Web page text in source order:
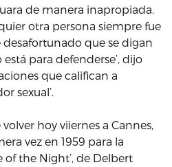
de manera inapropiada.
otra persona siempre fue
que se digan
para defenderse’, dijo
que califican a
sexual’.
hoy viiernes a Cannes,
vez en 1959 para la
of the Night’, de Delbert